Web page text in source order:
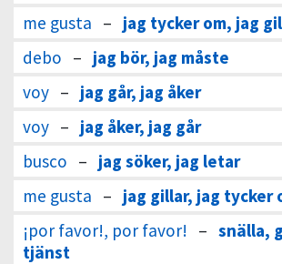
me gusta – jag tycker om, jag
debo – jag bör, jag måste
voy – jag går, jag åker
voy – jag åker, jag går
busco – jag söker, jag letar
me gusta – jag gillar, jag tycker
¡por favor!, por favor! – snälla,
tjänst